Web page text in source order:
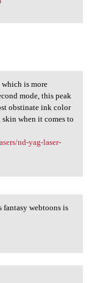
is more
mode, this peak
obstinate ink color
when it comes to
nd-yag-laser-
코's
webtoons is